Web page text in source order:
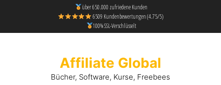
über 650.000 zufriedene Kunden
6509 Kundenbewertungen (4.75/5)
100% SSL-Verschlüsselt
Affiliate Global
Bücher, Software, Kurse, Freebees